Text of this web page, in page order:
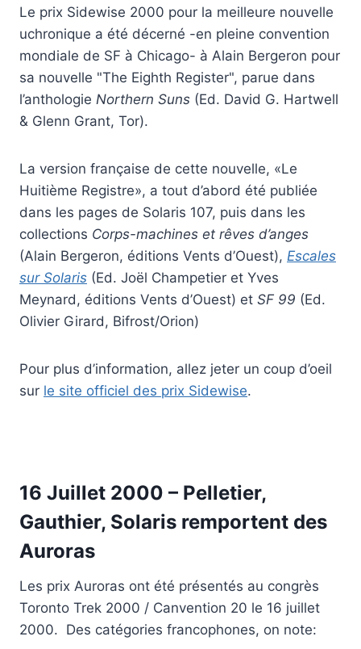
Le prix Sidewise 2000 pour la meilleure nouvelle
uchronique a été décerné -en pleine convention
mondiale de SF à Chicago- à Alain Bergeron pour
sa nouvelle "The Eighth Register", parue dans
l’anthologie Northern Suns (Ed. David G. Hartwell
& Glenn Grant, Tor).
La version française de cette nouvelle, «Le
Huitième Registre», a tout d’abord été publiée
dans les pages de Solaris 107, puis dans les
collections Corps-machines et rêves d’anges
(Alain Bergeron, éditions Vents d’Ouest), Escales
sur Solaris (Ed. Joël Champetier et Yves
Meynard, éditions Vents d’Ouest) et SF 99 (Ed.
Olivier Girard, Bifrost/Orion)
Pour plus d’information, allez jeter un coup d’oeil
sur le site officiel des prix Sidewise.
16 Juillet 2000 – Pelletier,
Gauthier, Solaris remportent des
Auroras
Les prix Auroras ont été présentés au congrès
Toronto Trek 2000 / Canvention 20 le 16 juillet
2000. Des catégories francophones, on note: